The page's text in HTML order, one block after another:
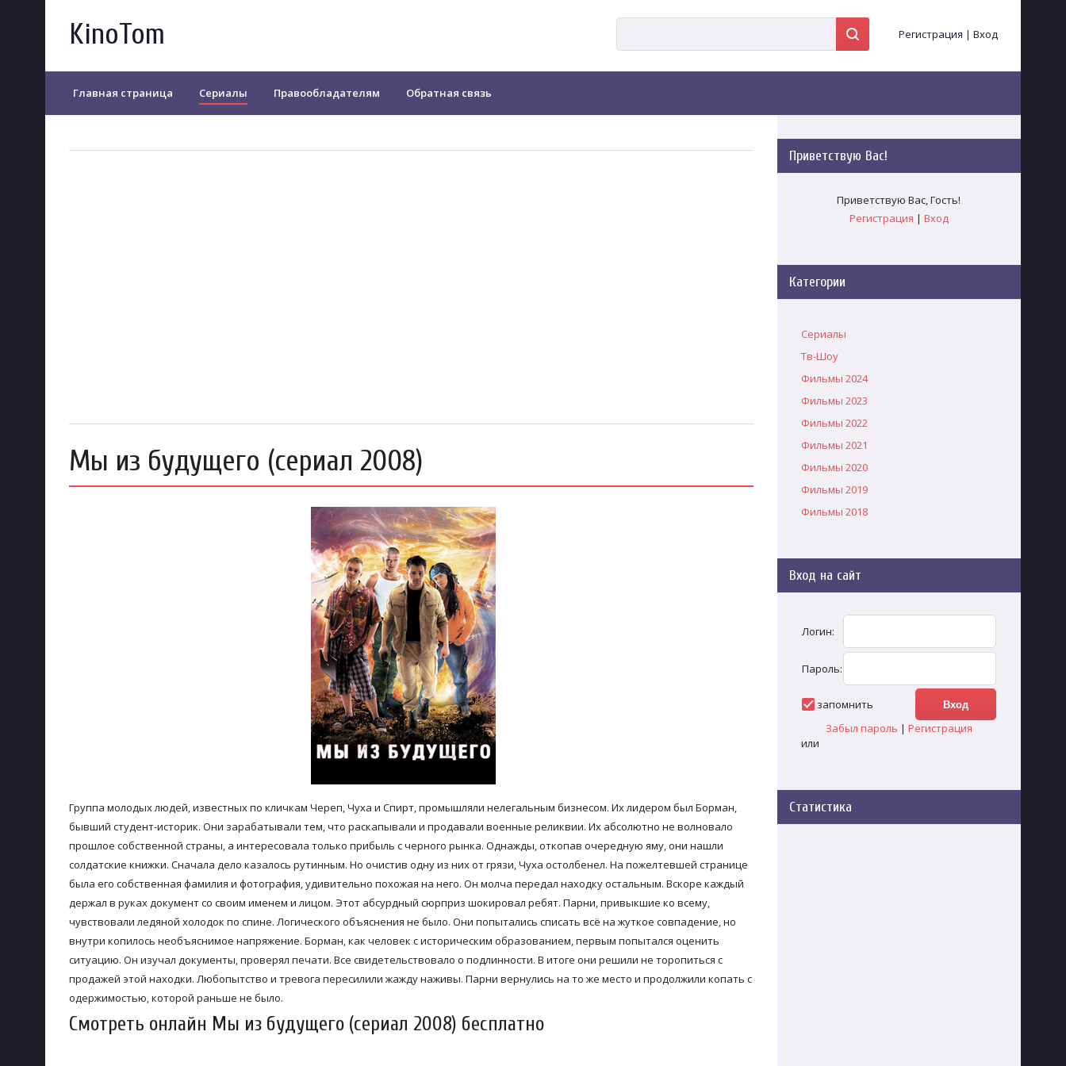
KinoTom Регистрация | Вход
Главная страница Сериалы Правообладателям Обратная связь
Мы из будущего (сериал 2008)
Группа молодых людей, известных по кличкам Череп, Чуха и Спирт, промышляли нелегальным бизнесом. Их лидером был Борман,
бывший студент-историк. Они зарабатывали тем, что раскапывали и продавали военные реликвии. Их абсолютно не волновало
прошлое собственной страны, а интересовала только прибыль с черного рынка. Однажды, откопав очередную яму, они нашли
солдатские книжки. Сначала дело казалось рутинным. Но очистив одну из них от грязи, Чуха остолбенел. На пожелтевшей странице
была его собственная фамилия и фотография, удивительно похожая на него. Он молча передал находку остальным. Вскоре каждый
держал в руках документ со своим именем и лицом. Этот абсурдный сюрприз шокировал ребят. Парни, привыкшие ко всему,
чувствовали ледяной холодок по спине. Логического объяснения не было. Они попытались списать всё на жуткое совпадение, но
внутри копилось необъяснимое напряжение. Борман, как человек с историческим образованием, первым попытался оценить
ситуацию. Он изучал документы, проверял печати. Все свидетельствовало о подлинности. В итоге они решили не торопиться с
продажей этой находки. Любопытство и тревога пересилили жажду наживы. Парни вернулись на то же место и продолжили копать с
одержимостью, которой раньше не было.
Смотреть онлайн Мы из будущего (сериал 2008) бесплатно
Приветствую Вас!
Приветствую Вас,Гость!
Регистрация | Вход
Категории
Сериалы
Тв-Шоу
Фильмы 2024
Фильмы 2023
Фильмы 2022
Фильмы 2021
Фильмы 2020
Фильмы 2019
Фильмы 2018
Вход на сайт
Логин:
Пароль:
запомнить
Забыл пароль | Регистрация
или
Статистика